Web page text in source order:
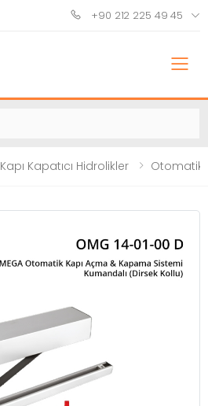
+90 212 225 49 45
Kapı Kapatıcı Hidrolikler Otomatik